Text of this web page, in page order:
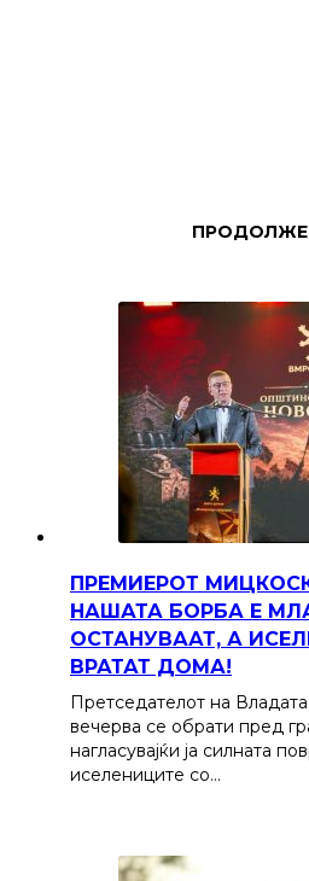
ПРЕМИЕРОТ
НАШАТА БОРБА Е
ОСТАНУВААТ, А
ВРАТАТ ДОМА!
Претседателот на
вечерва се обрати пред
нагласувајќи ја силната
иселениците со…